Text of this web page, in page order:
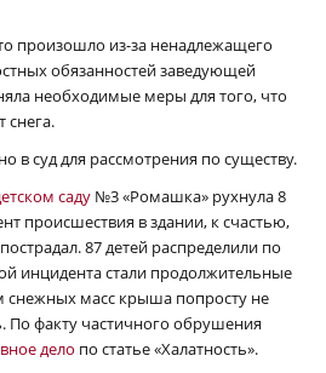
произошло из-за ненадлежащего
обязанностей заведующей
необходимые меры для того, что
снега.
в суд для рассмотрения по существу.
саду №3 «Ромашка» рухнула 8
происшествия в здании, к счастью,
87 детей распределили по
инцидента стали продолжительные
снежных масс крыша попросту не
По факту частичного обрушения
дело по статье «Халатность».